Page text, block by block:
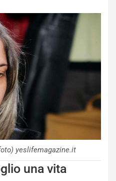
yeslifemagazine.it
una vita